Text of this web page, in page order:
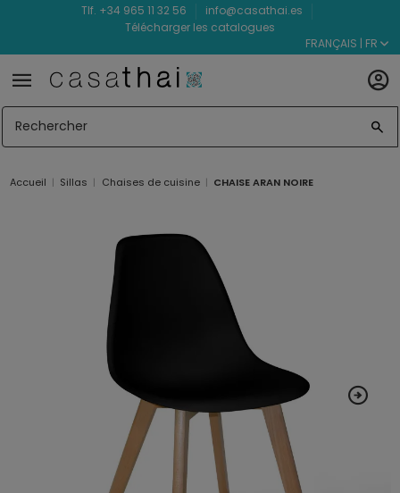
Tlf. +34 965 11 32 56
info@casathai.es
Télécharger les catalogues
FRANÇAIS | FR
Accueil Sillas Chaises de cuisine CHAISE ARAN NOIRE